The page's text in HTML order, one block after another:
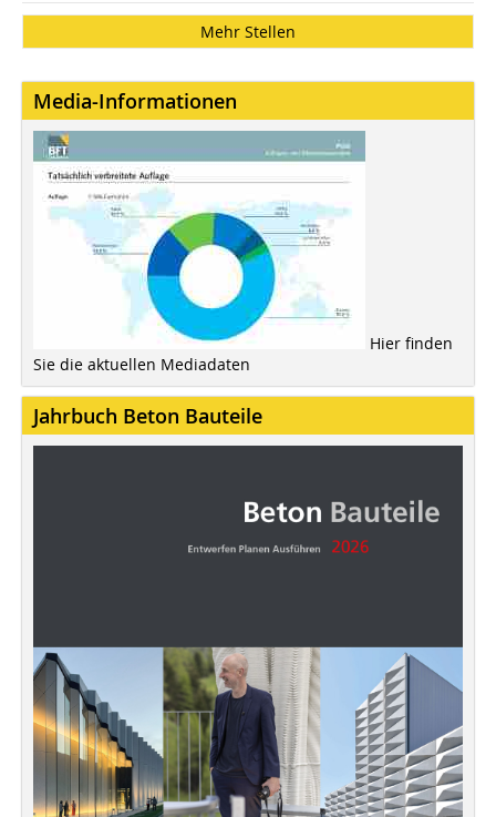
Mehr Stellen
Media-Informationen
Hier finden
Sie die aktuellen Mediadaten
Jahrbuch Beton Bauteile